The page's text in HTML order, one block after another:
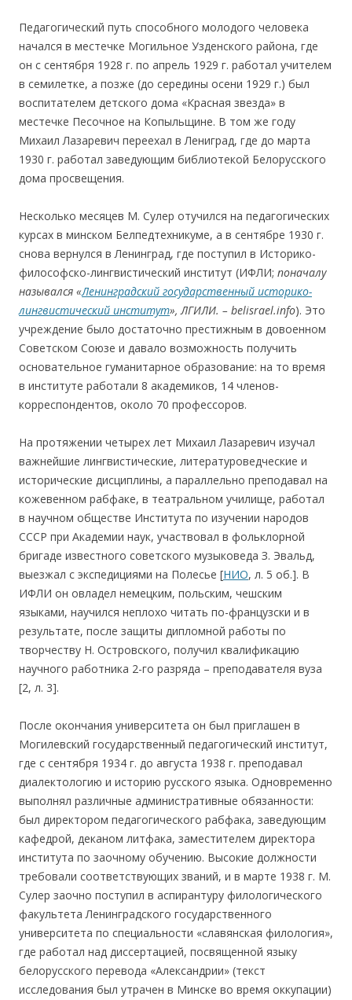
Педагогический путь способного молодого человека
начался в местечке Могильное Узденского района, где
он с сентября 1928 г. по апрель 1929 г. работал учителем
в семилетке, а позже (до середины осени 1929 г.) был
воспитателем детского дома «Красная звезда» в
местечке Песочное на Копыльщине. В том же году
Михаил Лазаревич переехал в Лениград, где до марта
1930 г. работал заведующим библиотекой Белорусского
дома просвещения.
Несколько месяцев М. Сулер отучился на педагогических
курсах в минском Белпедтехникуме, а в сентябре 1930 г.
снова вернулся в Ленинград, где поступил в Историко-
философско-лингвистический институт (ИФЛИ; поначалу
назывался «Ленинградский государственный историко-
лингвистический институт», ЛГИЛИ. – belisrael.info). Это
учреждение было достаточно престижным в довоенном
Советском Союзе и давало возможность получить
основательное гуманитарное образование: на то время
в институте работали 8 академиков, 14 членов-
корреспондентов, около 70 профессоров.
На протяжении четырех лет Михаил Лазаревич изучал
важнейшие лингвистические, литературоведческие и
исторические дисциплины, а параллельно преподавал на
кожевенном рабфаке, в театральном училище, работал
в научном обществе Института по изучении народов
СССР при Академии наук, участвовал в фольклорной
бригаде известного советского музыковеда З. Эвальд,
выезжал с экспедициями на Полесье [НИО, л. 5 об.]. В
ИФЛИ он овладел немецким, польским, чешским
языками, научился неплохо читать по-французски и в
результате, после защиты дипломной работы по
творчеству Н. Островского, получил квалификацию
научного работника 2-го разряда – преподавателя вуза
[2, л. 3].
После окончания университета он был приглашен в
Могилевский государственный педагогический институт,
где с сентября 1934 г. до августа 1938 г. преподавал
диалектологию и историю русского языка. Одновременно
выполнял различные административные обязанности:
был директором педагогического рабфака, заведующим
кафедрой, деканом литфака, заместителем директора
института по заочному обучению. Высокие должности
требовали соответствующих званий, и в марте 1938 г. М.
Сулер заочно поступил в аспирантуру филологического
факультета Ленинградского государственного
университета по специальности «славянская филология»,
где работал над диссертацией, посвященной языку
белорусского перевода «Александрии» (текст
исследования был утрачен в Минске во время оккупации)